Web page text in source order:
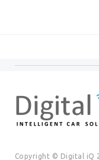
Copyright © Digital iQ